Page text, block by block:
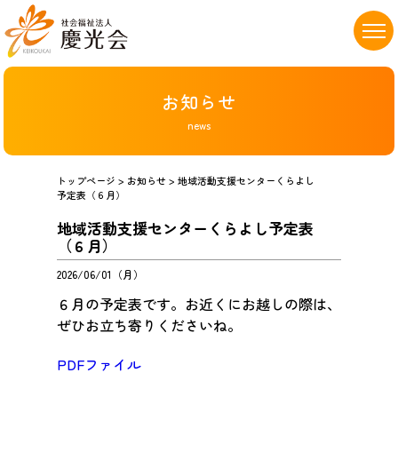
お知らせ
news
トップページ > お知らせ > 地域活動支援センターくらよし
予定表（６月）
地域活動支援センターくらよし予定表
（６月）
2026/06/01（月）
６月の予定表です。お近くにお越しの際は、
ぜひお立ち寄りくださいね。
PDFファイル